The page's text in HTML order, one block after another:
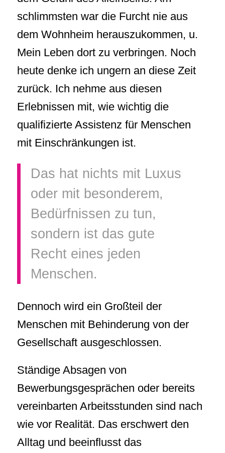
schlimmsten war die Furcht nie aus
dem Wohnheim herauszukommen, u.
Mein Leben dort zu verbringen. Noch
heute denke ich ungern an diese Zeit
zurück. Ich nehme aus diesen
Erlebnissen mit, wie wichtig die
qualifizierte Assistenz für Menschen
mit Einschränkungen ist.
Das hat nichts mit Luxus
oder mit besonderem,
Bedürfnissen zu tun,
sondern ist das gute
Recht eines jeden
Menschen.
Dennoch wird ein Großteil der
Menschen mit Behinderung von der
Gesellschaft ausgeschlossen.
Ständige Absagen von
Bewerbungsgesprächen oder bereits
vereinbarten Arbeitsstunden sind nach
wie vor Realität. Das erschwert den
Alltag und beeinflusst das